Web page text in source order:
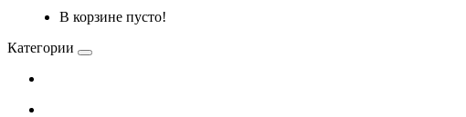
В корзине пусто!
Категории